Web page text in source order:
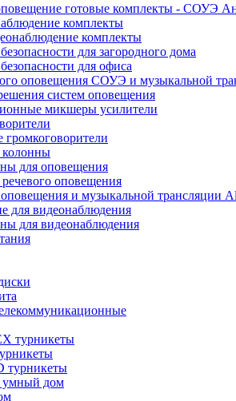
готовые комплекты - СОУЭ
комплекты
комплекты
для загородного дома
для офиса
оповещения СОУЭ и музыкальной
систем оповещения
микшеры усилители
колонны
для оповещения
оповещения
и музыкальной трансляции
для видеонаблюдения
для видеонаблюдения
турникеты
турникеты
умный дом